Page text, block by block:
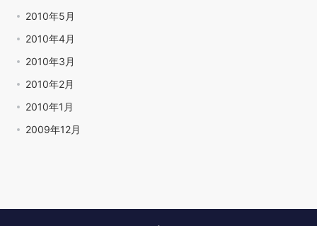
2010年5月
2010年4月
2010年3月
2010年2月
2010年1月
2009年12月